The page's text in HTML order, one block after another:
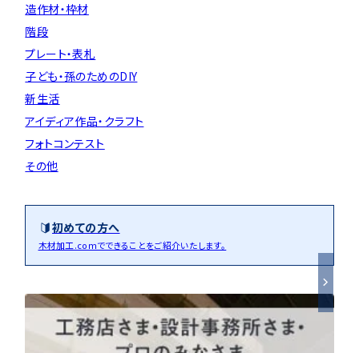
造作材・枠材
階段
プレート・表札
子ども・孫のためのDIY
新生活
アイディア作品・クラフト
フォトコンテスト
その他
初めての方へ
木材加工.comでできることをご紹介いたします。